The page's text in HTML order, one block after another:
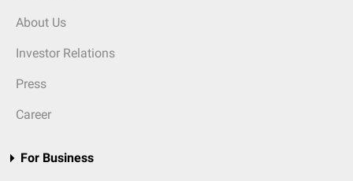
About Us
Investor Relations
Press
Career
For Business